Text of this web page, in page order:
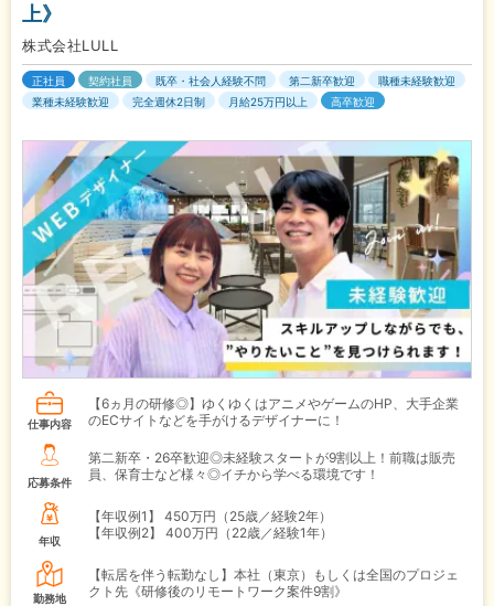
上》
株式会社LULL
正社員 契約社員 既卒・社会人経験不問 第二新卒歓迎
職種未経験歓迎
業種未経験歓迎
完全週休2日制 月給25万円以上 高卒歓迎
仕事内容
【6ヵ月の研修◎】ゆくゆくはアニメやゲームのHP、大手企業
のECサイトなどを手がけるデザイナーに！
応募条件
第二新卒・26卒歓迎◎未経験スタートが9割以上！前職は販売
員、保育士など様々◎イチから学べる環境です！
年収
【年収例1】
450万円（25歳／経験2年）
【年収例2】
400万円（22歳／経験1年）
勤務地
【転居を伴う転勤なし】本社（東京）もしくは全国のプロジェ
クト先《研修後のリモートワーク案件9割》